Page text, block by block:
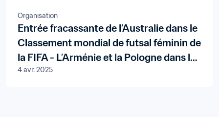
Organisation
Entrée fracassante de l’Australie dans le
Classement mondial de futsal féminin de
la FIFA - L’Arménie et la Pologne dans le
Top 20 masculin
4 avr. 2025